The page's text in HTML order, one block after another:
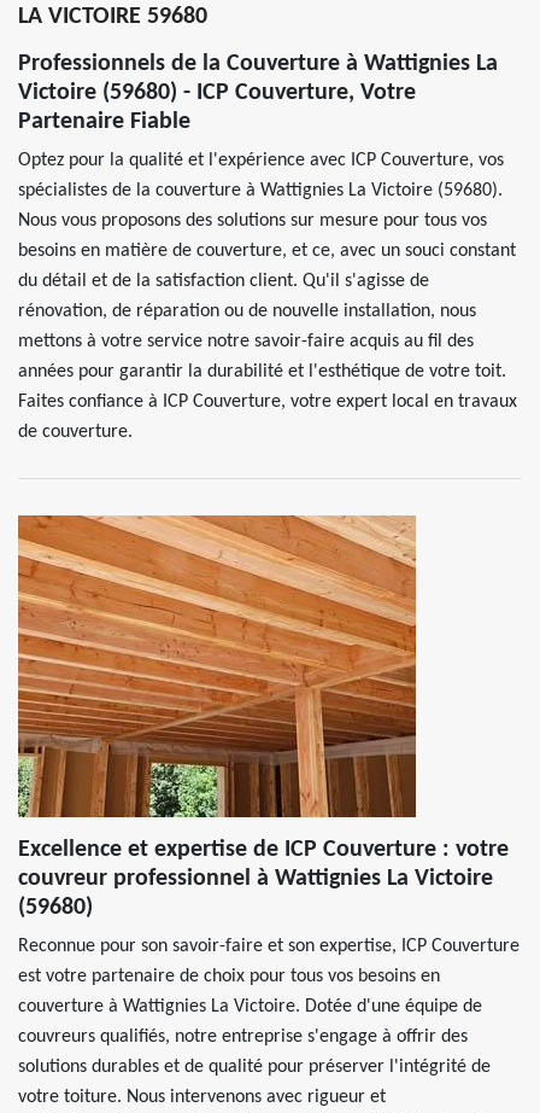
LA VICTOIRE 59680
Professionnels de la Couverture à Wattignies La
Victoire (59680) - ICP Couverture, Votre
Partenaire Fiable
Optez pour la qualité et l'expérience avec ICP Couverture, vos
spécialistes de la couverture à Wattignies La Victoire (59680).
Nous vous proposons des solutions sur mesure pour tous vos
besoins en matière de couverture, et ce, avec un souci constant
du détail et de la satisfaction client. Qu'il s'agisse de
rénovation, de réparation ou de nouvelle installation, nous
mettons à votre service notre savoir-faire acquis au fil des
années pour garantir la durabilité et l'esthétique de votre toit.
Faites confiance à ICP Couverture, votre expert local en travaux
de couverture.
Excellence et expertise de ICP Couverture : votre
couvreur professionnel à Wattignies La Victoire
(59680)
Reconnue pour son savoir-faire et son expertise, ICP Couverture
est votre partenaire de choix pour tous vos besoins en
couverture à Wattignies La Victoire. Dotée d'une équipe de
couvreurs qualifiés, notre entreprise s'engage à offrir des
solutions durables et de qualité pour préserver l'intégrité de
votre toiture. Nous intervenons avec rigueur et